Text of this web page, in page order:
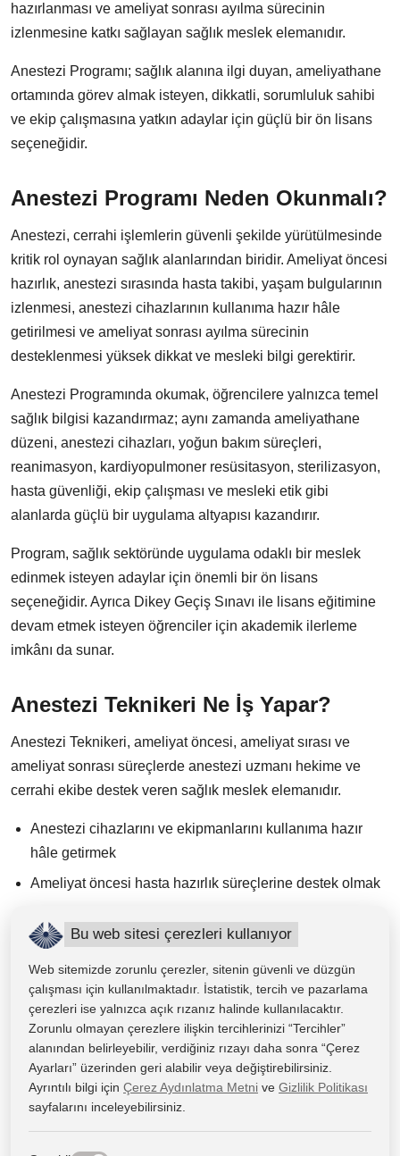
hazırlanması ve ameliyat sonrası ayılma sürecinin
izlenmesine katkı sağlayan sağlık meslek elemanıdır.
Anestezi Programı; sağlık alanına ilgi duyan, ameliyathane
ortamında görev almak isteyen, dikkatli, sorumluluk sahibi
ve ekip çalışmasına yatkın adaylar için güçlü bir ön lisans
seçeneğidir.
Anestezi Programı Neden Okunmalı?
Anestezi, cerrahi işlemlerin güvenli şekilde yürütülmesinde
kritik rol oynayan sağlık alanlarından biridir. Ameliyat öncesi
hazırlık, anestezi sırasında hasta takibi, yaşam bulgularının
izlenmesi, anestezi cihazlarının kullanıma hazır hâle
getirilmesi ve ameliyat sonrası ayılma sürecinin
desteklenmesi yüksek dikkat ve mesleki bilgi gerektirir.
Anestezi Programında okumak, öğrencilere yalnızca temel
sağlık bilgisi kazandırmaz; aynı zamanda ameliyathane
düzeni, anestezi cihazları, yoğun bakım süreçleri,
reanimasyon, kardiyopulmoner resüsitasyon, sterilizasyon,
hasta güvenliği, ekip çalışması ve mesleki etik gibi
alanlarda güçlü bir uygulama altyapısı kazandırır.
Program, sağlık sektöründe uygulama odaklı bir meslek
edinmek isteyen adaylar için önemli bir ön lisans
seçeneğidir. Ayrıca Dikey Geçiş Sınavı ile lisans eğitimine
devam etmek isteyen öğrenciler için akademik ilerleme
imkânı da sunar.
Anestezi Teknikeri Ne İş Yapar?
Anestezi Teknikeri, ameliyat öncesi, ameliyat sırası ve
ameliyat sonrası süreçlerde anestezi uzmanı hekime ve
cerrahi ekibe destek veren sağlık meslek elemanıdır.
Anestezi cihazlarını ve ekipmanlarını kullanıma hazır
hâle getirmek
Ameliyat öncesi hasta hazırlık süreçlerine destek olmak
uygulamalarına yardımcı olmak
Ameliyat sırasında hastanın yaşam bulgularının takibine
destek olmak
Anestezi sürecinde kullanılan araç-gereçlerin kontrolünü
yapmak
Ayılma odası ve reanimasyon süreçlerinde hasta
takibine katkı sağlamak
Yoğun bakım ve ağrı ünitelerinde sağlık ekibine destek
Bu web sitesi çerezleri kullanıyor
Web sitemizde zorunlu çerezler, sitenin güvenli ve düzgün
çalışması için kullanılmaktadır. İstatistik, tercih ve pazarlama
çerezleri ise yalnızca açık rızanız halinde kullanılacaktır.
Zorunlu olmayan çerezlere ilişkin tercihlerinizi “Tercihler”
alanından belirleyebilir, verdiğiniz rızayı daha sonra “Çerez
Ayarları” üzerinden geri alabilir veya değiştirebilirsiniz.
Ayrıntılı bilgi için Çerez Aydınlatma Metni ve Gizlilik Politikası
sayfalarını inceleyebilirsiniz.